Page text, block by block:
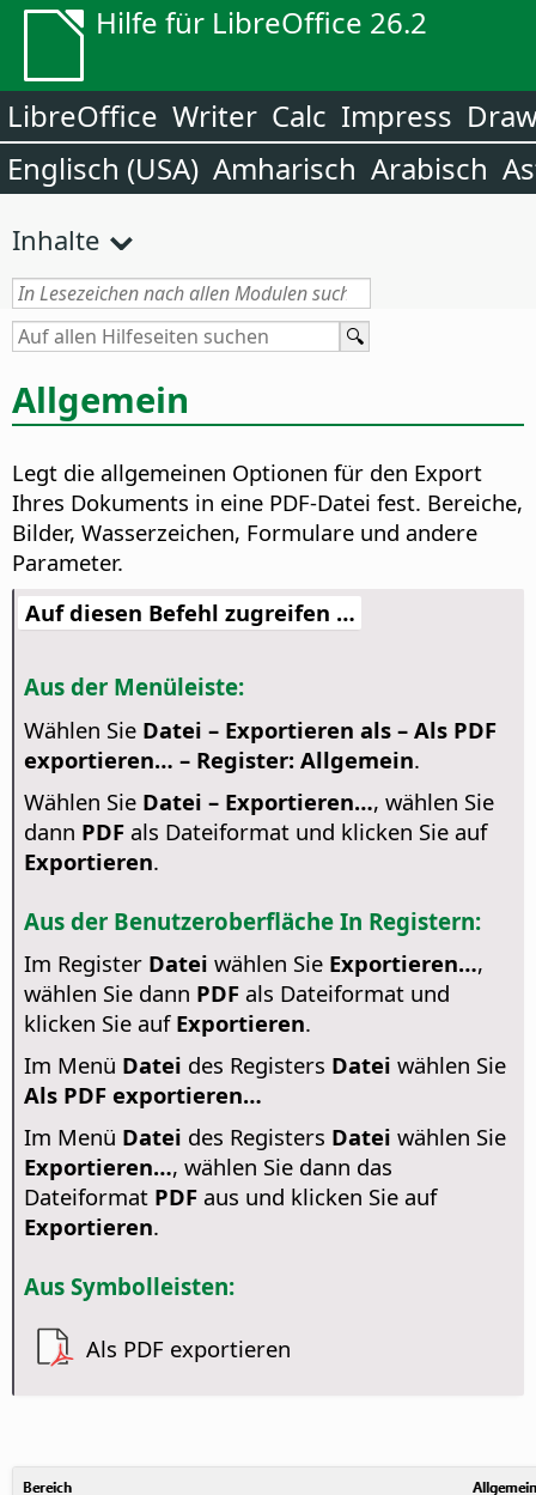
Hilfe für LibreOffice 26.2
LibreOffice Writer Calc Impress
Englisch (USA) Amharisch Arabisch
Inhalte
Allgemein
Legt die allgemeinen Optionen für den Export
Ihres Dokuments in eine PDF-Datei fest. Bereiche,
Bilder, Wasserzeichen, Formulare und andere
Parameter.
Auf diesen Befehl zugreifen …
Aus der Menüleiste:
Wählen Sie Datei – Exportieren als – Als PDF
exportieren… – Register: Allgemein.
Wählen Sie Datei – Exportieren…, wählen Sie
dann PDFals Dateiformat und klicken Sie auf
Exportieren.
Aus der Benutzeroberfläche In Registern:
Im Register Datei wählen Sie Exportieren…,
wählen Sie dann PDFals Dateiformat und
klicken Sie auf Exportieren.
Im Menü Datei des Registers Datei wählen Sie
Als PDF exportieren…
Im Menü Datei des Registers Datei wählen Sie
Exportieren…, wählen Sie dann das
Dateiformat PDFaus und klicken Sie auf
Exportieren.
Aus Symbolleisten:
Als PDF exportieren